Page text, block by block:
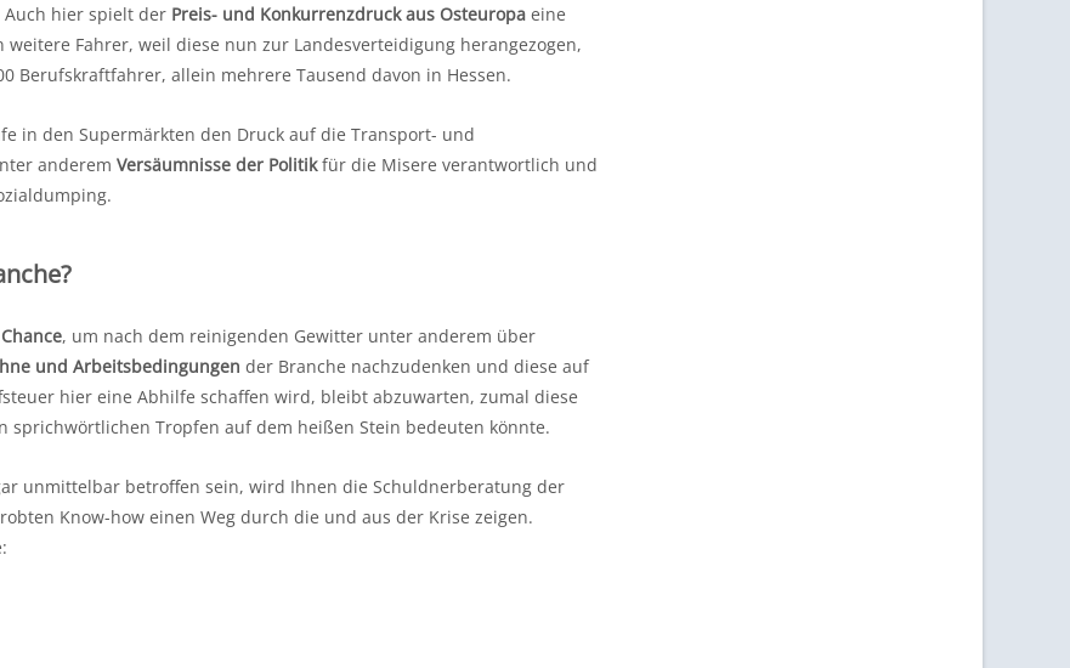
hier spielt der Preis- und Konkurrenzdruck aus Osteuropa eine
Fahrer, weil diese nun zur Landesverteidigung herangezogen,
Berufskraftfahrer, allein mehrere Tausend davon in Hessen.
in den Supermärkten den Druck auf die Transport- und
anderem Versäumnisse der Politikfür die Misere verantwortlich und
, um nach dem reinigenden Gewitter unter anderem über
und Arbeitsbedingungen der Branche nachzudenken und diese auf
hier eine Abhilfe schaffen wird, bleibt abzuwarten, zumal diese
Tropfen auf dem heißen Stein bedeuten könnte.
unmittelbar betroffen sein, wird Ihnen die Schuldnerberatung der
Know-how einen Weg durch die und aus der Krise zeigen.